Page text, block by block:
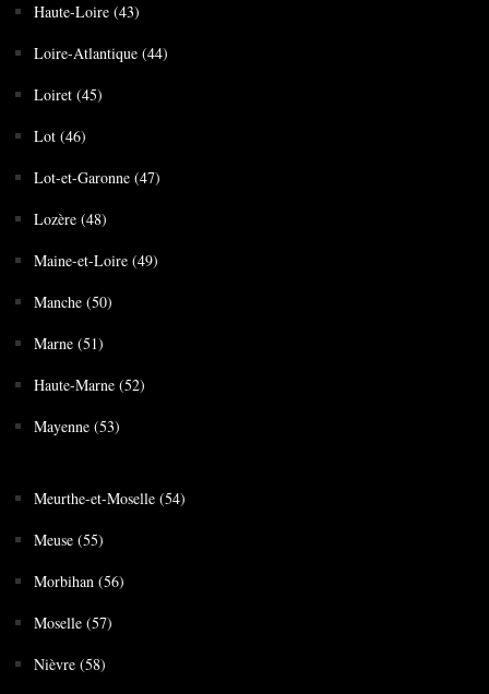
Haute-Loire (43)
Loire-Atlantique (44)
Loiret (45)
Lot (46)
Lot-et-Garonne (47)
Lozère (48)
Maine-et-Loire (49)
Manche (50)
Marne (51)
Haute-Marne (52)
Mayenne (53)
Meurthe-et-Moselle (54)
Meuse (55)
Morbihan (56)
Moselle (57)
Nièvre (58)